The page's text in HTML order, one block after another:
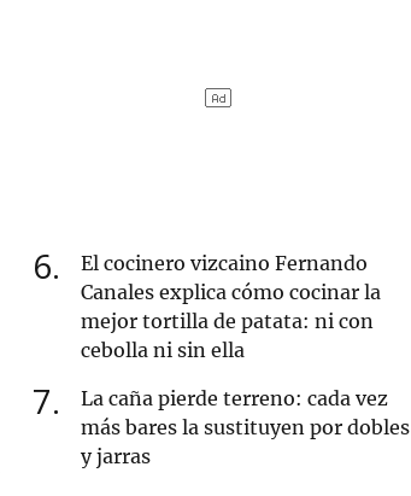
6
El cocinero vizcaino Fernando
Canales explica cómo cocinar la
mejor tortilla de patata: ni con
cebolla ni sin ella
7
La caña pierde terreno: cada vez
más bares la sustituyen por dobles
y jarras